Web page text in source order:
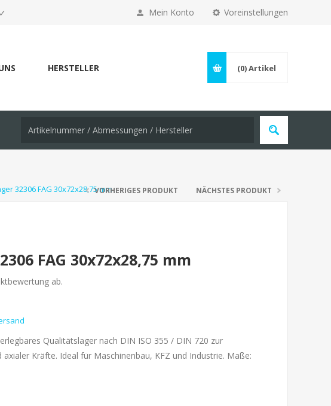
Voreinstellungen
Mein Konto
HERSTELLER (0)Artikel
32306 FAG 30x72x28,75 mmVORHERIGES PRODUKT NÄCHSTES PRODUKT
FAG 30x72x28,75 mm
ab.
Qualitätslager nach DIN ISO 355 / DIN 720 zur
Kräfte. Ideal für Maschinenbau, KFZ und Industrie. Maße: